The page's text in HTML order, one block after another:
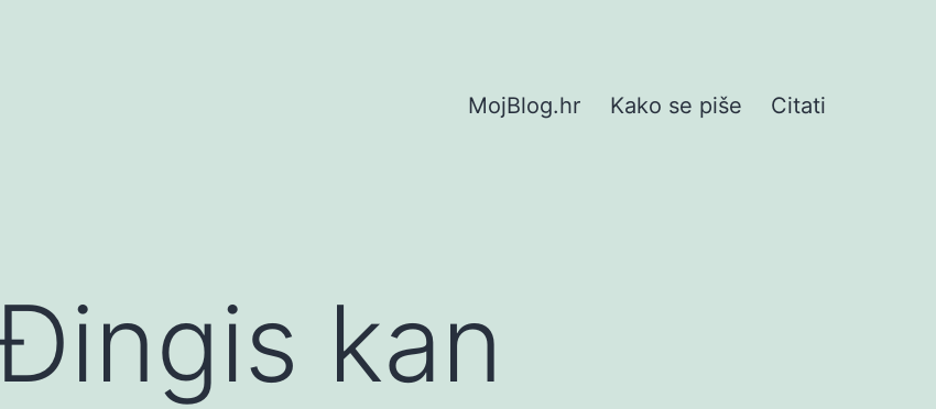
MojBlog.hr Kako se piše Citati
kan